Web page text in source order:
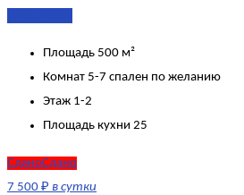
Площадь 500 м²
Комнат 5-7 спален по желанию
Этаж 1-2
Площадь кухни 25
СданоСдано
7 500 ₽ в сутки